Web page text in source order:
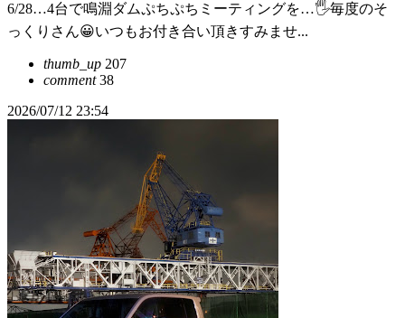
6/28…4台で鳴淵ダムぷちぷちミーティングを…🖐️毎度のそ
っくりさん😀いつもお付き合い頂きすみませ...
thumb_up 207
comment38
2026/07/12 23:54